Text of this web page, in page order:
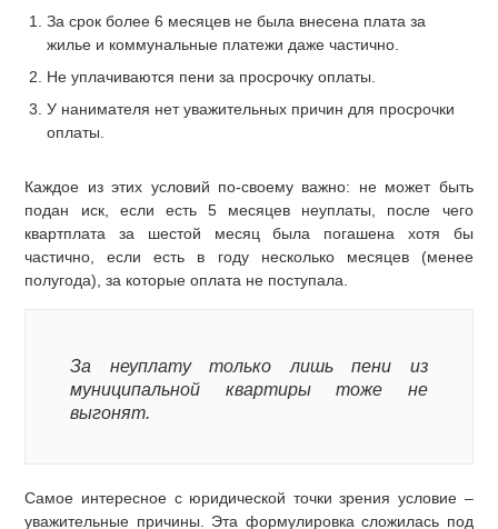
За срок более 6 месяцев не была внесена плата за
жилье и коммунальные платежи даже частично.
Не уплачиваются пени за просрочку оплаты.
У нанимателя нет уважительных причин для просрочки
оплаты.
Каждое из этих условий по-своему важно: не может быть
подан иск, если есть 5 месяцев неуплаты, после чего
квартплата за шестой месяц была погашена хотя бы
частично, если есть в году несколько месяцев (менее
полугода), за которые оплата не поступала.
За неуплату только лишь пени из
муниципальной квартиры тоже не
выгонят.
Самое интересное с юридической точки зрения условие –
уважительные причины. Эта формулировка сложилась под